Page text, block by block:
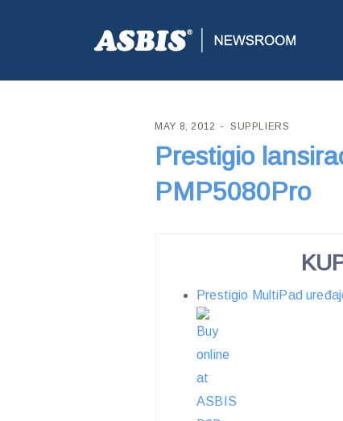
ASBIS CROATIA>SUPPLIERS> PRESTIGIO
MAY 8, 2012 SUPPLIERS
Prestigio
PMP5080Pro
Prestigio MultiPad